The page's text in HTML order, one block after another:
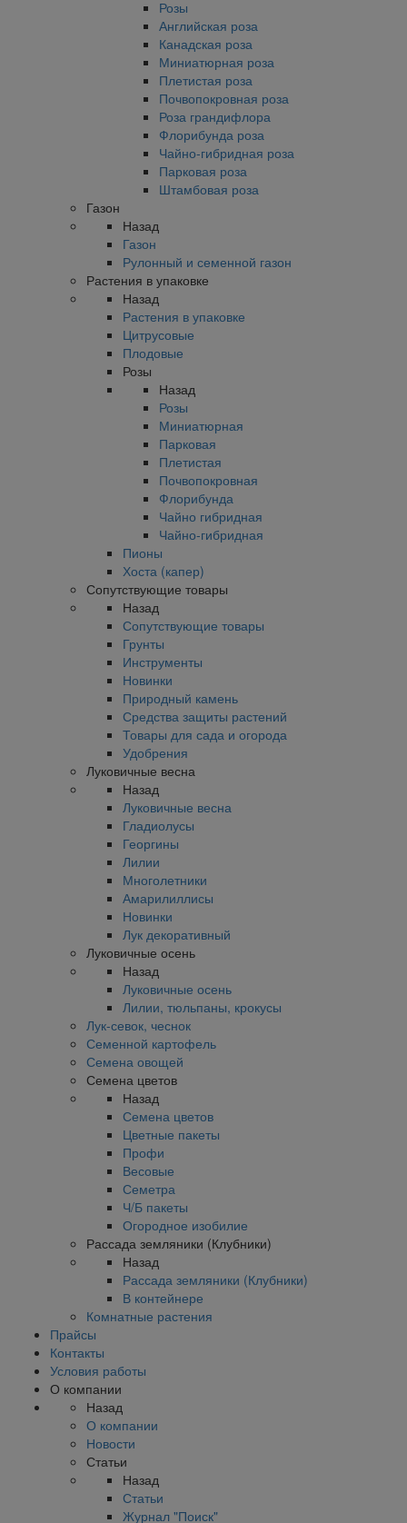
Розы
Английская роза
Канадская роза
Миниатюрная роза
Плетистая роза
Почвопокровная роза
Роза грандифлора
Флорибунда роза
Чайно-гибридная роза
Парковая роза
Штамбовая роза
Газон
Назад
Газон
Рулонный и семенной газон
Растения в упаковке
Назад
Растения в упаковке
Цитрусовые
Плодовые
Розы
Назад
Розы
Миниатюрная
Парковая
Плетистая
Почвопокровная
Флорибунда
Чайно гибридная
Чайно-гибридная
Пионы
Хоста (капер)
Сопутствующие товары
Назад
Сопутствующие товары
Грунты
Инструменты
Новинки
Природный камень
Средства защиты растений
Товары для сада и огорода
Удобрения
Луковичные весна
Назад
Луковичные весна
Гладиолусы
Георгины
Лилии
Многолетники
Амарилиллисы
Новинки
Лук декоративный
Луковичные осень
Назад
Луковичные осень
Лилии, тюльпаны, крокусы
Лук-севок, чеснок
Семенной картофель
Семена овощей
Семена цветов
Назад
Семена цветов
Цветные пакеты
Профи
Весовые
Семетра
Ч/Б пакеты
Огородное изобилие
Рассада земляники (Клубники)
Назад
Рассада земляники (Клубники)
В контейнере
Комнатные растения
Прайсы
Контакты
Условия работы
О компании
Назад
О компании
Новости
Статьи
Назад
Статьи
Журнал "Поиск"